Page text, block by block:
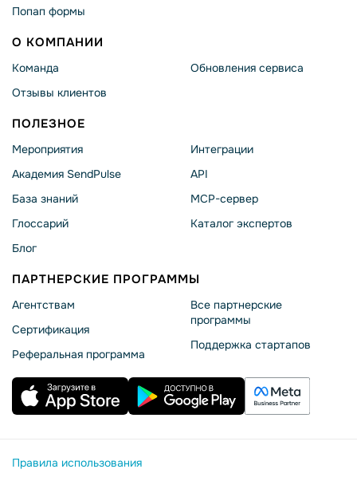
Попап формы
О КОМПАНИИ
Команда
Отзывы клиентов
Обновления сервиса
ПОЛЕЗНОЕ
Мероприятия
Академия SendPulse
База знаний
Глоссарий
Блог
Интеграции
API
MCP-сервер
Каталог экспертов
ПАРТНЕРСКИЕ ПРОГРАММЫ
Агентствам
Сертификация
Реферальная программа
Все партнерские
программы
Поддержка стартапов
Правила использования